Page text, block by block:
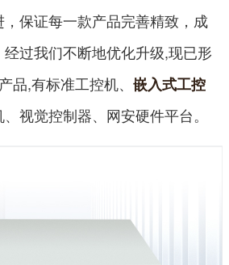
保证每一款产品完善精致，成
过我们不断地优化升级,现已形
品,有标准工控机、嵌入式工控
视觉控制器、网安硬件平台。